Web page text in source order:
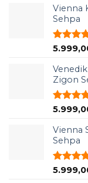
aldı
Vienna
Sehpa
5
aldı
Zigon
5
aldı
Vienna
Sehpa
5